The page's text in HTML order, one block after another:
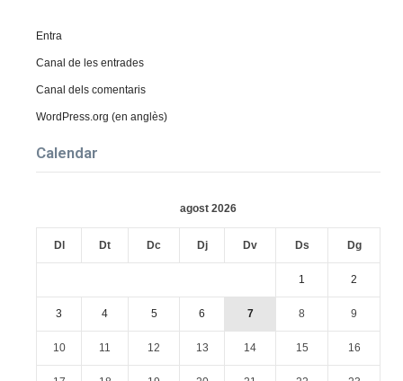
Entra
Canal de les entrades
Canal dels comentaris
WordPress.org (en anglès)
Calendar
agost 2026
Dl Dt Dc Dj Dv Ds Dg
1 2
3 4 5 6 7 8 9
10 11 12 13 14 15 16